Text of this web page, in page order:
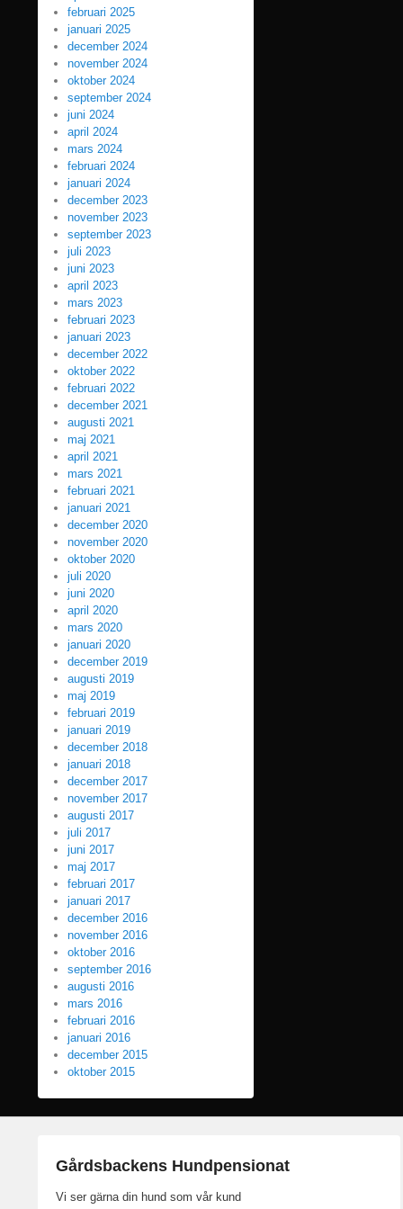
februari 2025
januari 2025
december 2024
november 2024
oktober 2024
september 2024
juni 2024
april 2024
mars 2024
februari 2024
januari 2024
december 2023
november 2023
september 2023
juli 2023
juni 2023
april 2023
mars 2023
februari 2023
januari 2023
december 2022
oktober 2022
februari 2022
december 2021
augusti 2021
maj 2021
april 2021
mars 2021
februari 2021
januari 2021
december 2020
november 2020
oktober 2020
juli 2020
juni 2020
april 2020
mars 2020
januari 2020
december 2019
augusti 2019
maj 2019
februari 2019
januari 2019
december 2018
januari 2018
december 2017
november 2017
augusti 2017
juli 2017
juni 2017
maj 2017
februari 2017
januari 2017
december 2016
november 2016
oktober 2016
september 2016
augusti 2016
mars 2016
februari 2016
januari 2016
december 2015
oktober 2015
Gårdsbackens Hundpensionat
Vi ser gärna din hund som vår kund